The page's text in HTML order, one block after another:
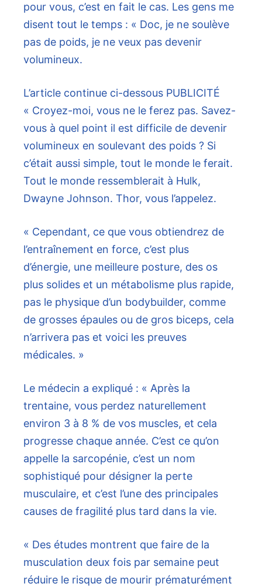
pour vous, c’est en fait le cas. Les gens me
disent tout le temps : « Doc, je ne soulève
pas de poids, je ne veux pas devenir
volumineux.
L’article continue ci-dessous PUBLICITÉ
« Croyez-moi, vous ne le ferez pas. Savez-
vous à quel point il est difficile de devenir
volumineux en soulevant des poids ? Si
c’était aussi simple, tout le monde le ferait.
Tout le monde ressemblerait à Hulk,
Dwayne Johnson. Thor, vous l’appelez.
« Cependant, ce que vous obtiendrez de
l’entraînement en force, c’est plus
d’énergie, une meilleure posture, des os
plus solides et un métabolisme plus rapide,
pas le physique d’un bodybuilder, comme
de grosses épaules ou de gros biceps, cela
n’arrivera pas et voici les preuves
médicales. »
Le médecin a expliqué : « Après la
trentaine, vous perdez naturellement
environ 3 à 8 % de vos muscles, et cela
progresse chaque année. C’est ce qu’on
appelle la sarcopénie, c’est un nom
sophistiqué pour désigner la perte
musculaire, et c’est l’une des principales
causes de fragilité plus tard dans la vie.
« Des études montrent que faire de la
musculation deux fois par semaine peut
réduire le risque de mourir prématurément